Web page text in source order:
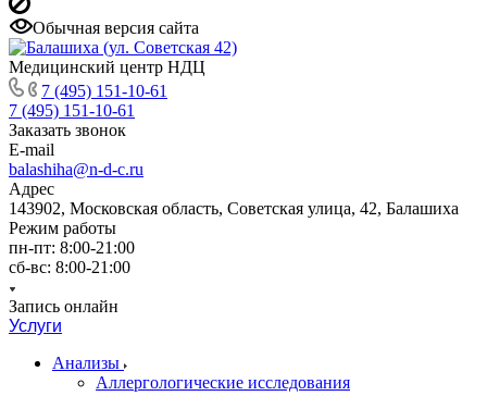
Обычная версия сайта
Медицинский центр НДЦ
7 (495) 151-10-61
7 (495) 151-10-61
Заказать звонок
E-mail
balashiha@n-d-c.ru
Адрес
143902, Московская область, Советская улица, 42, Балашиха
Режим работы
пн-пт: 8:00-21:00
сб-вс: 8:00-21:00
Запись онлайн
Услуги
Анализы
Аллергологические исследования